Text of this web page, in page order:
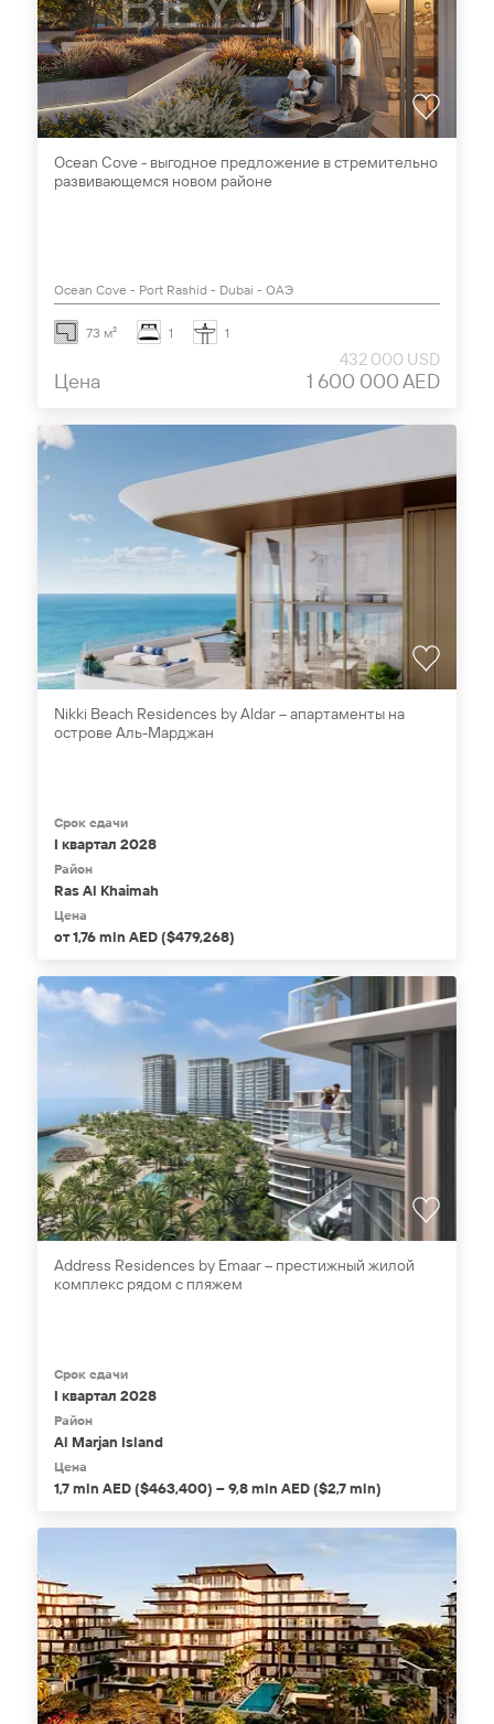
Ocean Cove - выгодное предложение в стремительно
развивающемся новом районе
Ocean Cove - Port Rashid - Dubai - ОАЭ
73 м² 1 1
Цена
432 000 USD
1 600 000 AED
Nikki Beach Residences by Aldar – апартаменты на
острове Аль-Марджан
Срок сдачи
I квартал 2028
Район
Ras Al Khaimah
Цена
от 1,76 mln AED ($479,268)
Address Residences by Emaar – престижный жилой
комплекс рядом с пляжем
Срок сдачи
I квартал 2028
Район
Al Marjan Island
Цена
1,7 mln AED ($463,400) – 9,8 mln AED ($2,7 mln)